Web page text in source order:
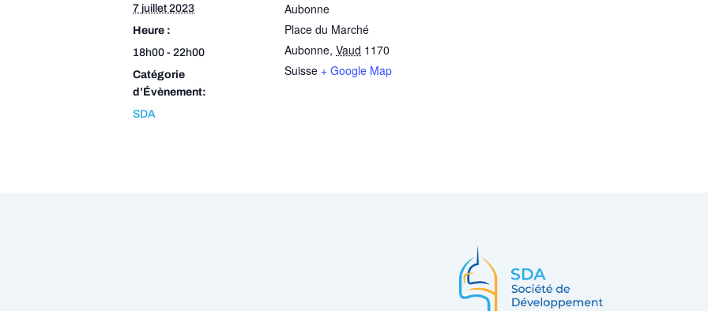
7 juillet 2023
Heure :
18h00 - 22h00
Catégorie
d’Évènement:
SDA
Aubonne
Place du Marché
Aubonne, Vaud 1170
Suisse + Google Map